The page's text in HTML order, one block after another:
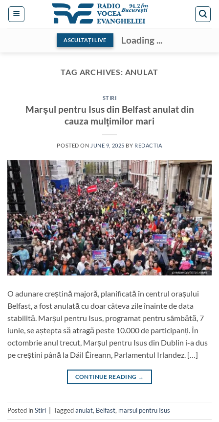
Skip
ASCULTAȚI LIVE Loading ...
TAG ARCHIVES: ANULAT
STIRI
Marșul pentru Isus din Belfast anulat din
cauza mulțimilor mari
POSTED ON JUNE 9, 2025 BY REDACTIA
O adunare creștină majoră, planificată în centrul orașului
Belfast, a fost anulată cu doar câteva zile înainte de data
stabilită. Marșul pentru Isus, programat pentru sâmbătă, 7
iunie, se aștepta să atragă peste 10.000 de participanți. În
octombrie anul trecut, Marșul pentru Isus din Dublin i-a dus
pe creștini până la Dáil Éireann, Parlamentul Irlandez. […]
CONTINUE READING →
Posted inStiri Taggedanulat, Belfast, marsul pentru Isus